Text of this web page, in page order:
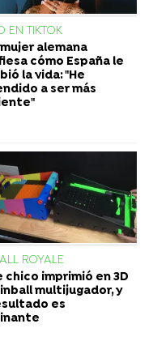
EN TIKTOK
mujer alemana
cómo España le
la vida: "He
a ser más
ROYALE
chico imprimió en 3D
multijugador, y
es